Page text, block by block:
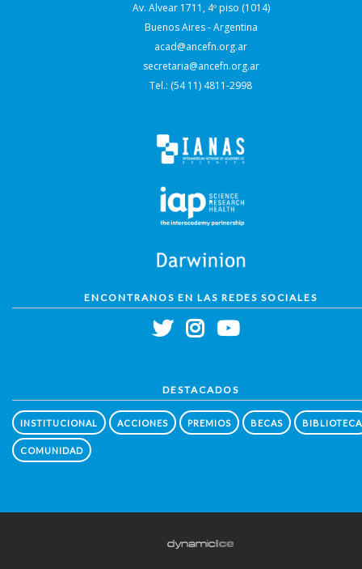
Av. Alvear 1711, 4º piso (1014)
Buenos Aires - Argentina
acad@ancefn.org.ar
secretaria@ancefn.org.ar
Tel.: (54 11) 4811-2998
ENCONTRANOS EN LAS REDES SOCIALES
DESTACADOS
INSTITUCIONAL ACCIONES PREMIOS BECAS BIBLIOTECA
COMUNIDAD